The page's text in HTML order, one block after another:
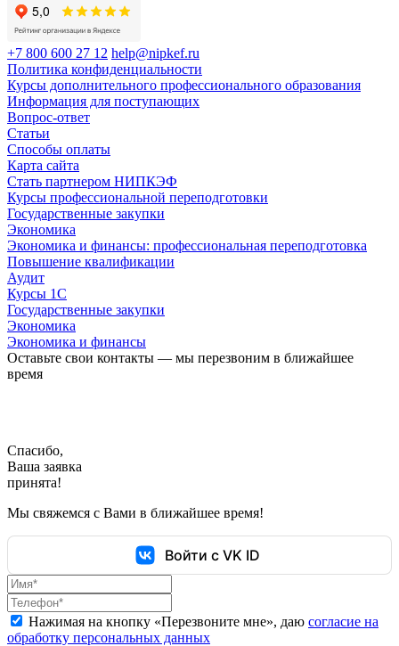
+7 800 600 27 12 help@nipkef.ru
Политика конфиденциальности
Курсы дополнительного профессионального образования
Информация для поступающих
Вопрос-ответ
Статьи
Способы оплаты
Карта сайта
Стать партнером НИПКЭФ
Курсы профессиональной переподготовки
Государственные закупки
Экономика
Экономика и финансы: профессиональная переподготовка
Повышение квалификации
Аудит
Курсы 1С
Государственные закупки
Экономика
Экономика и финансы
Оставьте свои контакты — мы перезвоним в ближайшее
время
Спасибо,
Ваша заявка
принята!
Мы свяжемся с Вами в ближайшее время!
Войти с VK ID
Нажимая на кнопку «Перезвоните мне», даю согласие на
обработку персональных данных